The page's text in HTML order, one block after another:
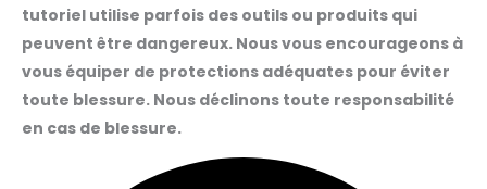
tutoriel utilise parfois des outils ou produits qui
peuvent être dangereux. Nous vous encourageons à
vous équiper de protections adéquates pour éviter
toute blessure. Nous déclinons toute responsabilité
en cas de blessure.